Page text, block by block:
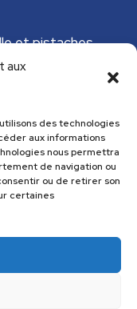
aux
des technologies
aux informations
nous permettra
de navigation ou
ou de retirer son
certaines
et pistaches
Checker